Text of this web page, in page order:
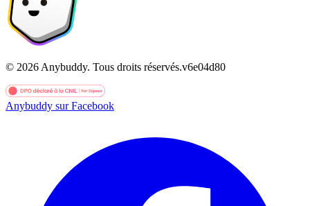
© 2026 Anybuddy. Tous droits réservés.v6e04d80
Anybuddy sur Facebook